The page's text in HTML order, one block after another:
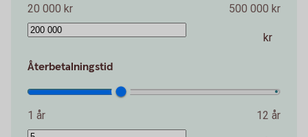
20 000 kr 500 000 kr
kr
Återbetalningstid
1 år 12 år